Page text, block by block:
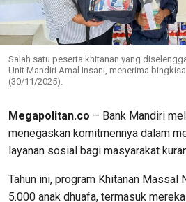
Salah satu peserta khitanan yang
Unit Mandiri Amal Insani, menerima
(30/11/2025).
Megapolitan.co – Bank Mandiri
menegaskan komitmennya dalam
layanan sosial bagi masyarakat
Tahun ini, program Khitanan Massal
5.000 anak dhuafa, termasuk